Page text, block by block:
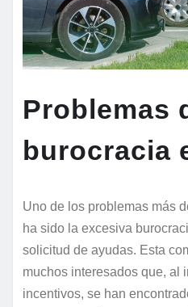
Problemas
burocracia
Uno de los problemas más
ha sido la excesiva
solicitud de ayudas. Esta
muchos interesados que, al
incentivos, se han